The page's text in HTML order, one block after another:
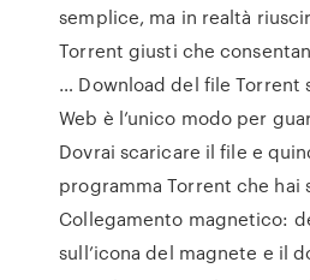
semplice, ma in realtà
Torrent giusti che
… Download del file Torrent
Web è l’unico modo per
Dovrai scaricare il file e
programma Torrent che hai
Collegamento magnetico:
sull’icona del magnete e il